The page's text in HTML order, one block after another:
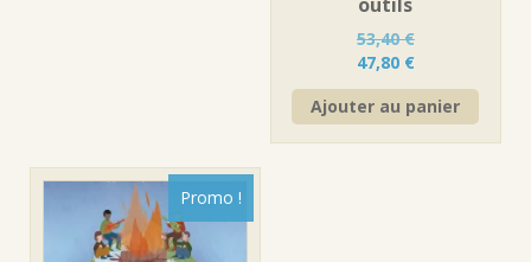
53,40€
Le
prix
initial
était :
47,80 €Le
prix
actuel
est :
Ajouter au panier
Promo !